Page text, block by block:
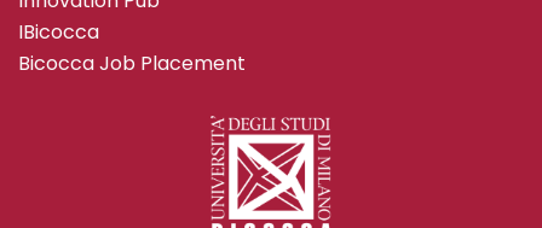
IBicocca
Bicocca Job Placement